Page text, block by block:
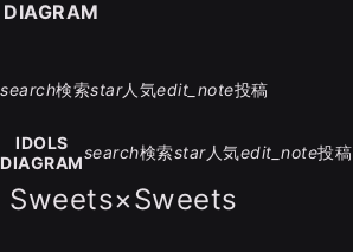
search検索star人気edit_note投稿
IDOLS
DIAGRAM
search検索star人気edit_note投稿
Sweets×Sweets